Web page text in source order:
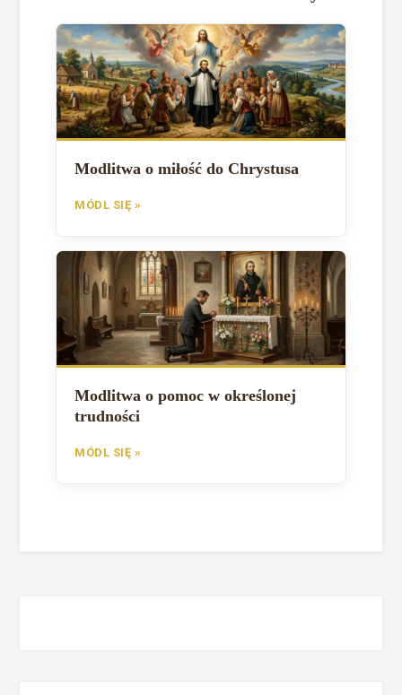
Modlitwa o miłość do Chrystusa
MÓDL SIĘ »
Modlitwa o pomoc w określonej
trudności
MÓDL SIĘ »